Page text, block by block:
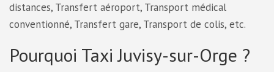
distances, Transfert aéroport, Transport médical
conventionné, Transfert gare, Transport de colis, etc.
Pourquoi Taxi Juvisy-sur-Orge ?